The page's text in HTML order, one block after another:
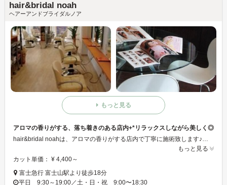
hair&bridal noah
ヘアーアンドブライダルノア
もっと見る
アロマの香りがする、落ち着きのある店内+*リラックスしながら美しく◎
もっと見る
カット単価： ¥ 4,400～
富士急行 富士山駅より徒歩18分
平日 9:30～19:00／土・日・祝 9:00〜18:30